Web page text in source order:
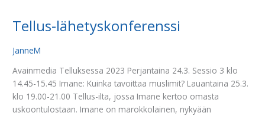
Tellus-lähetyskonferenssi
JanneM
Avainmedia Telluksessa 2023 Perjantaina 24.3. Sessio 3 klo
14.45-15.45 Imane: Kuinka tavoittaa muslimit? Lauantaina 25.3.
klo 19.00-21.00 Tellus-ilta, jossa Imane kertoo omasta
uskoontulostaan. Imane on marokkolainen, nykyään
Tellus-